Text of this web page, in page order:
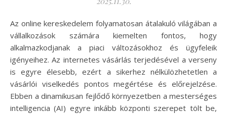
Az online kereskedelem folyamatosan átalakuló világában a
vállalkozások számára kiemelten fontos, hogy
alkalmazkodjanak a piaci változásokhoz és ügyfeleik
igényeihez. Az internetes vásárlás terjedésével a verseny
is egyre élesebb, ezért a sikerhez nélkülözhetetlen a
vásárlói viselkedés pontos megértése és előrejelzése.
Ebben a dinamikusan fejlődő környezetben a mesterséges
intelligencia (AI) egyre inkább központi szerepet tölt be,